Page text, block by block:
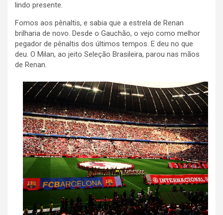
lindo presente.
Fomos aos pênaltis, e sabia que a estrela de Renan
brilharia de novo. Desde o Gauchão, o vejo como melhor
pegador de pênaltis dos últimos tempos. E deu no que
deu. O Milan, ao jeito Seleção Brasileira, parou nas mãos
de Renan.